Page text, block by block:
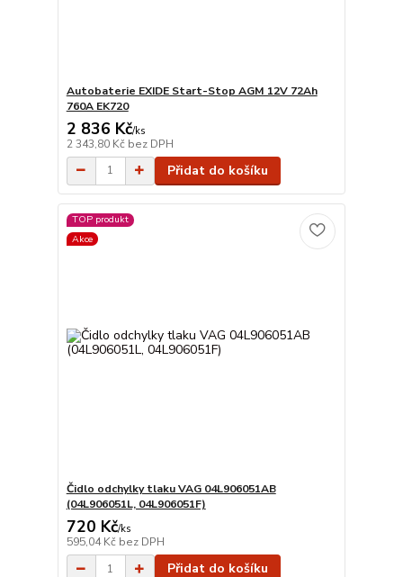
Autobaterie EXIDE Start-Stop AGM 12V 72Ah
760A EK720
2 836 Kč/ks
2 343,80 Kč bez DPH
Přidat do košíku
TOP produkt
Akce
Čidlo odchylky tlaku VAG 04L906051AB
(04L906051L, 04L906051F)
720 Kč/ks
595,04 Kč bez DPH
Přidat do košíku